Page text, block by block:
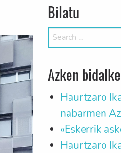
Bilatu
Search for:
Azken
Haurtzaro
nabarmen
«Eskerrik
Haurtzaro